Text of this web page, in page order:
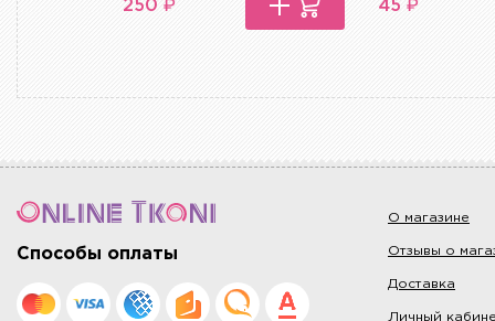
250 ₽ 45 ₽
Способы оплаты
О магазине
Отзывы о
Доставка
Личный